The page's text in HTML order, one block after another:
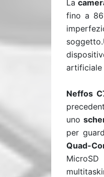
La
fino a
artificiale
Neffos
uno
per
Quad-